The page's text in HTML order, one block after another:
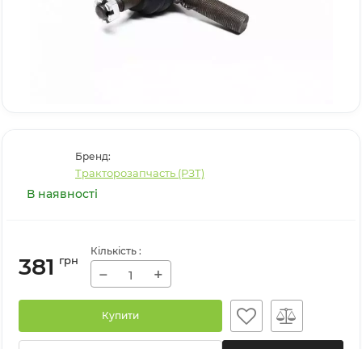
Бренд:
Тракторозапчасть (РЗТ)
В наявності
381 грн
Кількість :
− +
Купити